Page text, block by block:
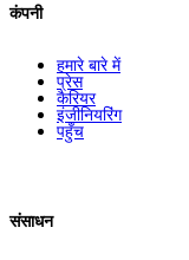
कंपनी
हमारे बारे में
प्रेस
कैरियर
इंजीनियरिंग
पहुँच
संसाधन